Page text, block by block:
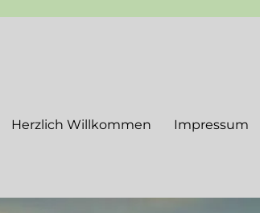
Herzlich Willkommen Impressum